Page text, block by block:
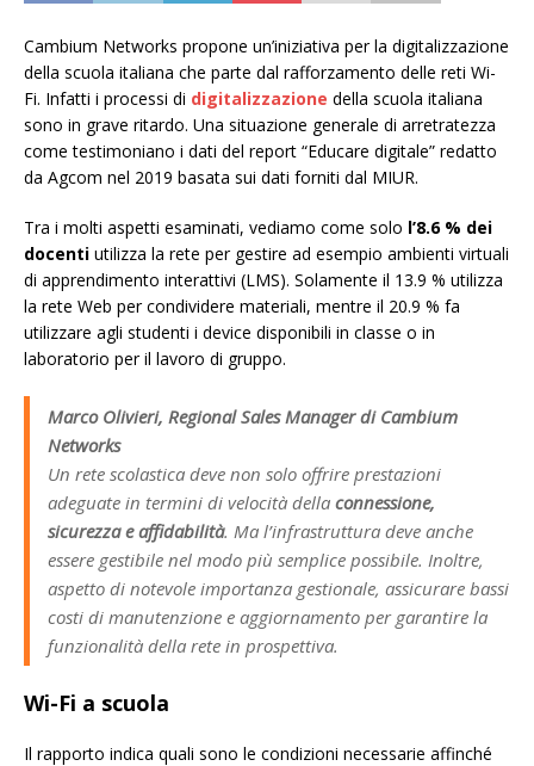
Cambium Networks propone un’iniziativa per la digitalizzazione
della scuola italiana che parte dal rafforzamento delle reti Wi-
Fi. Infatti i processi di digitalizzazione della scuola italiana
sono in grave ritardo. Una situazione generale di arretratezza
come testimoniano i dati del report “Educare digitale” redatto
da Agcom nel 2019 basata sui dati forniti dal MIUR.
Tra i molti aspetti esaminati, vediamo come solo l’8.6 % dei
docenti utilizza la rete per gestire ad esempio ambienti virtuali
di apprendimento interattivi (LMS). Solamente il 13.9 % utilizza
la rete Web per condividere materiali, mentre il 20.9 % fa
utilizzare agli studenti i device disponibili in classe o in
laboratorio per il lavoro di gruppo.
Marco Olivieri, Regional Sales Manager di Cambium
Networks
Un rete scolastica deve non solo offrire prestazioni
adeguate in termini di velocità della connessione,
sicurezza e affidabilità. Ma l’infrastruttura deve anche
essere gestibile nel modo più semplice possibile. Inoltre,
aspetto di notevole importanza gestionale, assicurare bassi
costi di manutenzione e aggiornamento per garantire la
funzionalità della rete in prospettiva.
Wi-Fi a scuola
Il rapporto indica quali sono le condizioni necessarie affinché